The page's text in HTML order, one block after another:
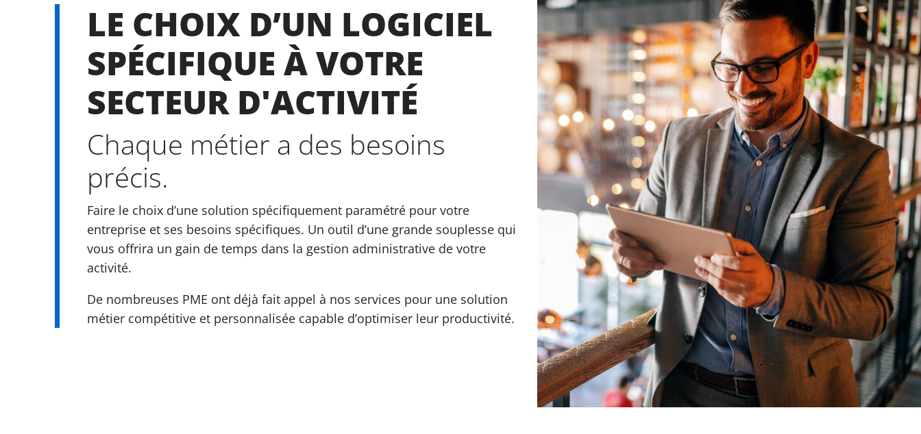
LE CHOIX D’UN LOGICIEL
SPÉCIFIQUE À VOTRE
SECTEUR D'ACTIVITÉ
Chaque métier a des besoins
précis.
Faire le choix d’une solution spécifiquement paramétré pour votre
entreprise et ses besoins spécifiques. Un outil d’une grande souplesse qui
vous offrira un gain de temps dans la gestion administrative de votre
activité.
De nombreuses PME ont déjà fait appel à nos services pour une solution
métier compétitive et personnalisée capable d’optimiser leur productivité.